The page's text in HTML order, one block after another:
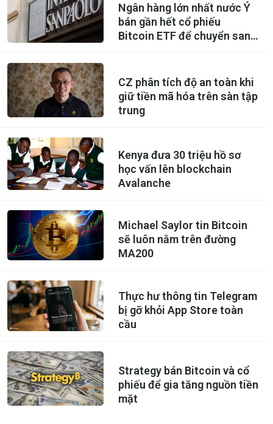
Ngân hàng lớn nhất nước Ý
bán gần hết cổ phiếu
Bitcoin ETF để chuyển sang
CZ phân tích độ an toàn khi
giữ tiền mã hóa trên sàn tập
trung
Kenya đưa 30 triệu hồ sơ
học vấn lên blockchain
Avalanche
Michael Saylor tin Bitcoin
sẽ luôn nằm trên đường
MA200
Thực hư thông tin Telegram
bị gỡ khỏi App Store toàn
cầu
Strategy bán Bitcoin và cổ
phiếu để gia tăng nguồn tiền
mặt